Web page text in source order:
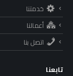
خدمتنا
أعمالنا
اتصل بنا
تابعنا